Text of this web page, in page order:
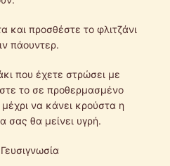
και προσθέστε το φλιτζάνι
πάουντερ.
που έχετε στρώσει με
το σε προθερμασμένο
να κάνει κρούστα η
σας θα μείνει υγρή.